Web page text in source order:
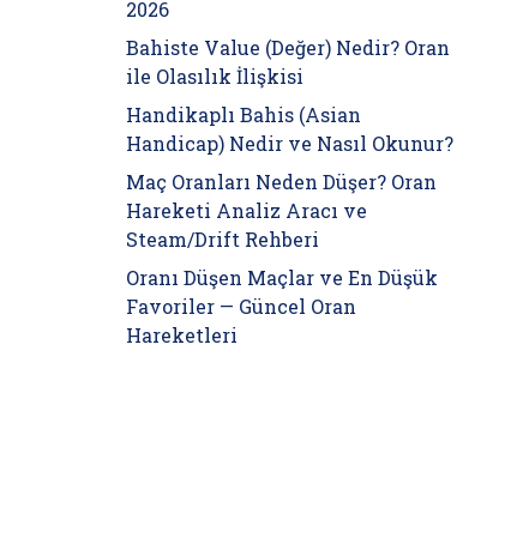
2026
Bahiste Value (Değer) Nedir? Oran
ile Olasılık İlişkisi
Handikaplı Bahis (Asian
Handicap) Nedir ve Nasıl Okunur?
Maç Oranları Neden Düşer? Oran
Hareketi Analiz Aracı ve
Steam/Drift Rehberi
Oranı Düşen Maçlar ve En Düşük
Favoriler — Güncel Oran
Hareketleri